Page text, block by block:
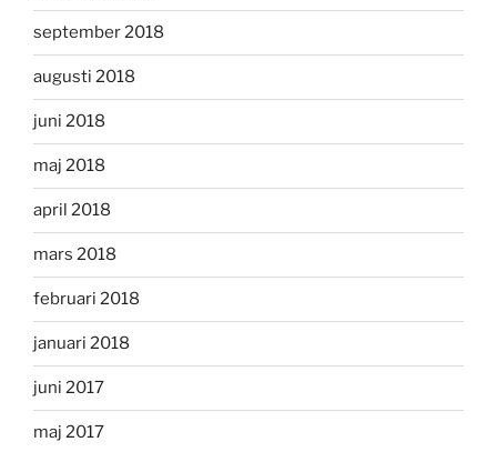
september 2018
augusti 2018
juni 2018
maj 2018
april 2018
mars 2018
februari 2018
januari 2018
juni 2017
maj 2017